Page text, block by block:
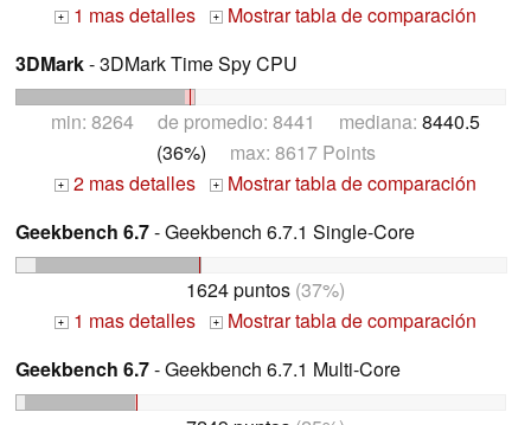
+ 1 mas detalles +
Mostrar tabla de comparación
3DMark- 3DMark Time Spy CPU
min: 8264 de promedio: 8441 mediana: 8440.5
(36%) max: 8617 Points
+ 2 mas detalles +
Mostrar tabla de comparación
Geekbench 6.7- Geekbench 6.7.1 Single-Core
1624 puntos (37%)
+ 1 mas detalles +
Mostrar tabla de comparación
Geekbench 6.7- Geekbench 6.7.1 Multi-Core